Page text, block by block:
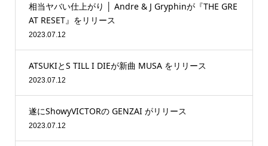
相当ヤバい仕上がり │ Andre & J Gryphinが『THE GRE
AT RESET』をリリース
2023.07.12
ATSUKIとS TILL I DIEが新曲 MUSA をリリース
2023.07.12
遂にShowyVICTORの GENZAI がリリース
2023.07.12